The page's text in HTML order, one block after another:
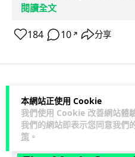
本網站正使用 Cookie
我們使用 Cookie 改善網站體
我們的網站即表示您同意我們
策 。
閱讀全文
184 10 ↗ 分享
人工智能
Vin 1 日